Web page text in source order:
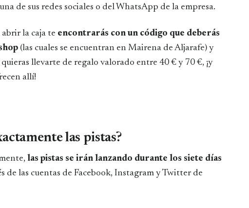
de sus redes sociales o del WhatsApp de la empresa.
la caja te encontrarás con un código que deberás
(las cuales se encuentran en Mairena de Aljarafe) y
llevarte de regalo valorado entre 40 € y 70 €, ¡y
allí!
las pistas?
las pistas se irán lanzando durante los siete días
de las cuentas de Facebook, Instagram y Twitter de